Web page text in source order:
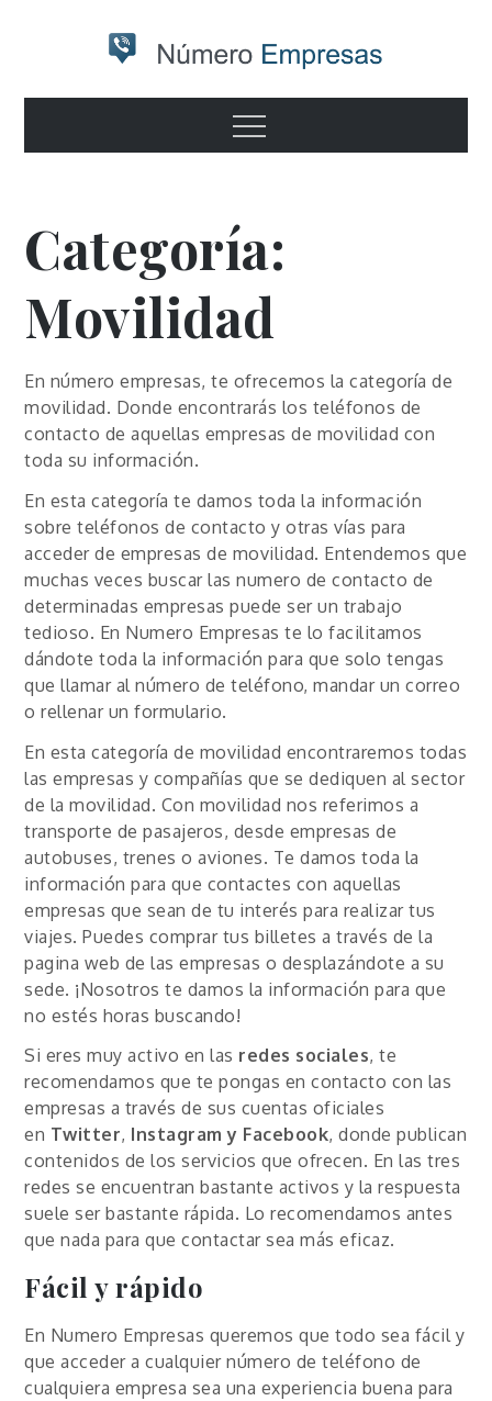
Numero
empresas
Otro sitio realizado con WordPress
Menu
Categoría:
Movilidad
En número empresas, te ofrecemos la categoría de
movilidad. Donde encontrarás los teléfonos de
contacto de aquellas empresas de movilidad con
toda su información.
En esta categoría te damos toda la información
sobre teléfonos de contacto y otras vías para
acceder de empresas de movilidad. Entendemos que
muchas veces buscar las numero de contacto de
determinadas empresas puede ser un trabajo
tedioso. En Numero Empresas te lo facilitamos
dándote toda la información para que solo tengas
que llamar al número de teléfono, mandar un correo
o rellenar un formulario.
En esta categoría de movilidad encontraremos todas
las empresas y compañías que se dediquen al sector
de la movilidad. Con movilidad nos referimos a
transporte de pasajeros, desde empresas de
autobuses, trenes o aviones. Te damos toda la
información para que contactes con aquellas
empresas que sean de tu interés para realizar tus
viajes. Puedes comprar tus billetes a través de la
pagina web de las empresas o desplazándote a su
sede. ¡Nosotros te damos la información para que
no estés horas buscando!
Si eres muy activo en las redes sociales, te
recomendamos que te pongas en contacto con las
empresas a través de sus cuentas oficiales
en Twitter, Instagram y Facebook, donde publican
contenidos de los servicios que ofrecen. En las tres
redes se encuentran bastante activos y la respuesta
suele ser bastante rápida. Lo recomendamos antes
que nada para que contactar sea más eficaz.
Fácil y rápido
En Numero Empresas queremos que todo sea fácil y
que acceder a cualquier número de teléfono de
cualquiera empresa sea una experiencia buena para